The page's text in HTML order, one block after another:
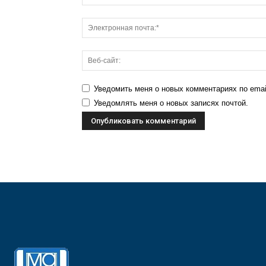
Уведомить меня о новых комментариях по
Уведомлять меня о новых записях почтой.